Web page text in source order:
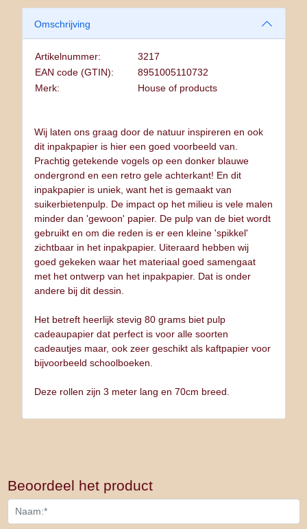
Omschrijving
Artikelnummer:
3217
EAN code (GTIN):
8951005110732
Merk:
House of products
Wij laten ons graag door de natuur inspireren en ook
dit inpakpapier is hier een goed voorbeeld van.
Prachtig getekende vogels op een donker blauwe
ondergrond en een retro gele achterkant! En dit
inpakpapier is uniek, want het is gemaakt van
suikerbietenpulp. De impact op het milieu is vele malen
minder dan 'gewoon' papier. De pulp van de biet wordt
gebruikt en om die reden is er een kleine 'spikkel'
zichtbaar in het inpakpapier. Uiteraard hebben wij
goed gekeken waar het materiaal goed samengaat
met het ontwerp van het inpakpapier. Dat is onder
andere bij dit dessin.
Het betreft heerlijk stevig 80 grams biet pulp
cadeaupapier dat perfect is voor alle soorten
cadeautjes maar, ook zeer geschikt als kaftpapier voor
bijvoorbeeld schoolboeken.
Deze rollen zijn 3 meter lang en 70cm breed.
Beoordeel het product